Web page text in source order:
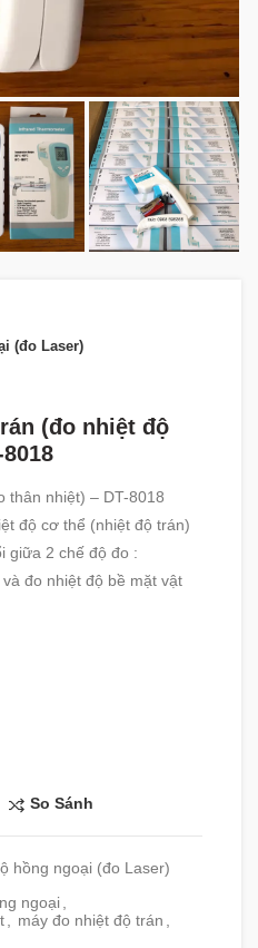
(đo Laser)
(đo nhiệt độ
thân nhiệt) – DT-8018
độ cơ thể (nhiệt độ trán)
giữa 2 chế độ đo :
đo nhiệt độ bề mặt vật
So Sánh
hồng ngoại (đo Laser)
ngoại
máy đo nhiệt độ trán